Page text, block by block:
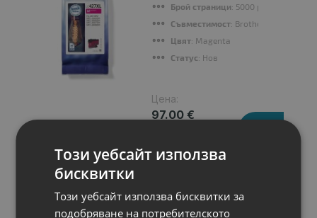
Брой страници: 5000 pages
Съвместимост: Brother MFC-
Цвят: Magenta
Статус: Нов
Цена:
97.00 €
Този уебсайт използва
бисквитки
Този уебсайт използва бисквитки за
подобряване на потребителското